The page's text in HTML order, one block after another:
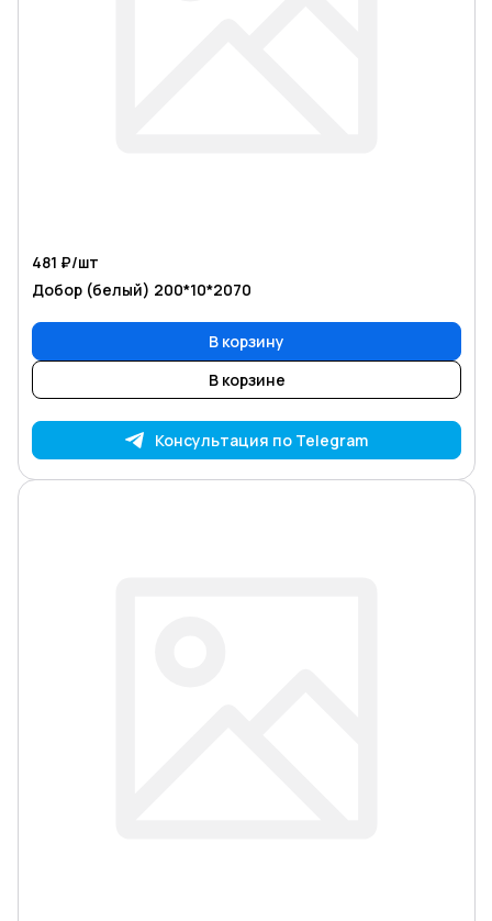
481 ₽/шт
Добор (белый) 200*10*2070
В корзину
В корзине
Консультация по Telegram